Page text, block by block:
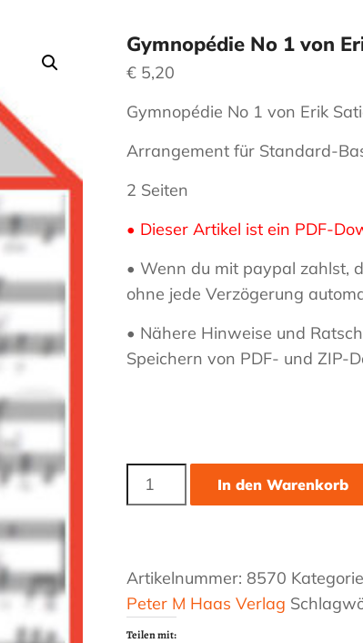
Peter
Haas
Musiker
Akkordeon,
Harmonielehre
Gymnopédie No 1 von
€ 5,20
Gymnopédie No 1 von Erik
Arrangement für Standard-
2 Seiten
• Dieser Artikel ist ein PDF-
• Wenn du mit paypal zahlst,
ohne jede Verzögerung
• Nähere Hinweise und
Speichern von PDF- und ZIP-
Satie
In den Warenkorb
Artikelnummer: 8570
Peter M Haas Verlag
Teilen mit: